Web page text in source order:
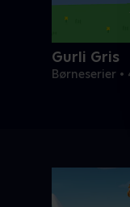
Gurli Gris
Børneserier •